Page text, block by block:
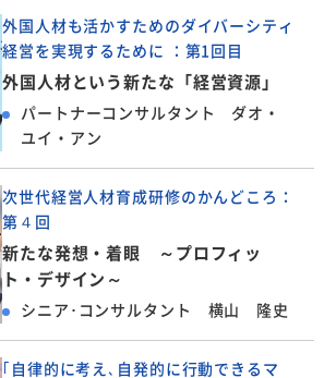
外国人材も活かすためのダイバーシティ
経営を実現するために ：第1回目
外国人材という新たな「経営資源」
パートナーコンサルタント ダオ・
ユイ・アン
次世代経営人材育成研修のかんどころ：
第４回
新たな発想・着眼 ～プロフィッ
ト・デザイン～
シニア･コンサルタント 横山 隆史
｢自律的に考え､自発的に行動できるマ